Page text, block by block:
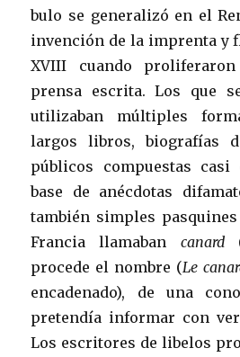
bulo se generalizó en el
invención de la imprenta y
XVIII cuando
prensa escrita. Los que
utilizaban múltiples
largos libros, biografías
públicos compuestas casi
base de anécdotas
también simples
Francia llamaban canard
procede el nombre (Le
encadenado), de una
pretendía informar con
Los escritores de libelos